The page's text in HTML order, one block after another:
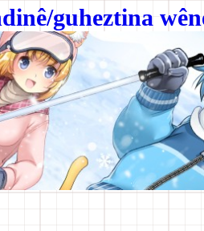
guheztina